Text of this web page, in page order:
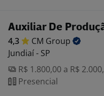
Auxiliar De
4,3 CM Group
Jundiaí - SP
R$ 1.800,00 a R$
Presencial